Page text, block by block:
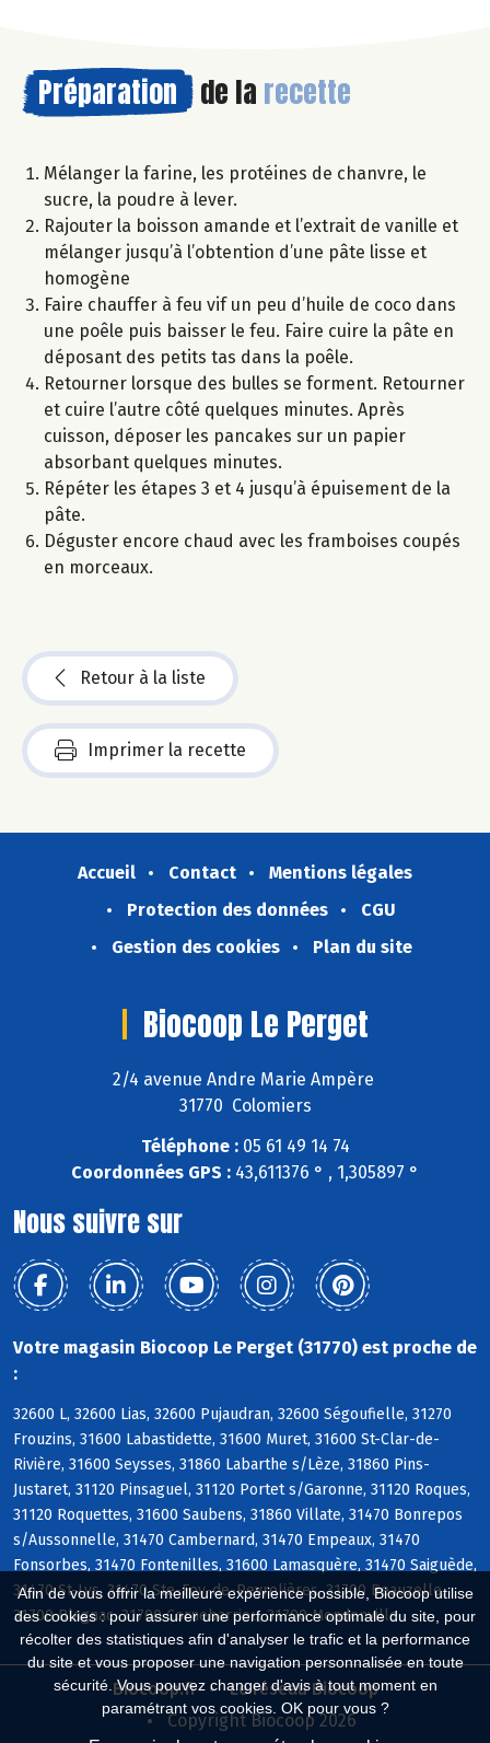
Afin de vous offrir la meilleure expérience possible, Biocoop utilise
des cookies : pour assurer une performance optimale du site, pour
récolter des statistiques afin d'analyser le trafic et la performance
du site et vous proposer une navigation personnalisée en toute
sécurité. Vous pouvez changer d'avis à tout moment en
paramétrant vos cookies. OK pour vous ?
Préparation de la recette
Mélanger la farine, les protéines de chanvre, le
sucre, la poudre à lever.
Rajouter la boisson amande et l’extrait de vanille et
mélanger jusqu’à l’obtention d’une pâte lisse et
homogène
Faire chauffer à feu vif un peu d’huile de coco dans
une poêle puis baisser le feu. Faire cuire la pâte en
déposant des petits tas dans la poêle.
Retourner lorsque des bulles se forment. Retourner
et cuire l’autre côté quelques minutes. Après
cuisson, déposer les pancakes sur un papier
absorbant quelques minutes.
Répéter les étapes 3 et 4 jusqu’à épuisement de la
pâte.
Déguster encore chaud avec les framboises coupés
en morceaux.
Retour à la liste
Imprimer la recette
Accueil Contact
Mentions légales
Protection des données
CGU
Gestion des cookies
Plan du site
Biocoop Le Perget
2/4 avenue Andre Marie Ampère
31770 Colomiers
Téléphone :05 61 49 14 74
Coordonnées GPS : 43,611376 ° , 1,305897 °
Nous suivre sur
Votre magasin Biocoop Le Perget (31770) est proche de
:
32600 L, 32600 Lias, 32600 Pujaudran, 32600 Ségoufielle, 31270
Frouzins, 31600 Labastidette, 31600 Muret, 31600 St-Clar-de-
Rivière, 31600 Seysses, 31860 Labarthe s/Lèze, 31860 Pins-
Justaret, 31120 Pinsaguel, 31120 Portet s/Garonne, 31120 Roques,
31120 Roquettes, 31600 Saubens, 31860 Villate, 31470 Bonrepos
s/Aussonnelle, 31470 Cambernard, 31470 Empeaux, 31470
Fonsorbes, 31470 Fontenilles, 31600 Lamasquère, 31470 Saiguède,
31470 St-Lys, 31470 Ste-Foy-de-Peyrolières, 31700 Beauzelle,
31700 Blagnac, 31700 Cornebarrieu, 31700 Mondonville
Biocoop.fr
Le réseau Biocoop
Copyright Biocoop 2026